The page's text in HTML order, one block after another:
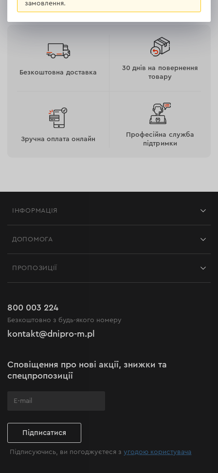
Безкоштовна доставка
30 днів на повернення
товару
Зручна оплата онлайн
Професійна служба
підтримки
ІНФОРМАЦІЯ
Регламент інтернет-магазину
Політика конфіденційності
ДОПОМОГА
Гарантія та сервіс
Рекламації та скарги
Налаштування cookies
Поширені запитання
ПРОПОЗИЦІЇ
Новинки
800 003 224
Безкоштовно з будь-якого номеру
kontakt@dnipro-m.pl
Сповіщення про нові акції, знижки та
спецпропозиції
Підписатися
Підписуючись, ви погоджуєтеся зугодою користувача
замовлення.